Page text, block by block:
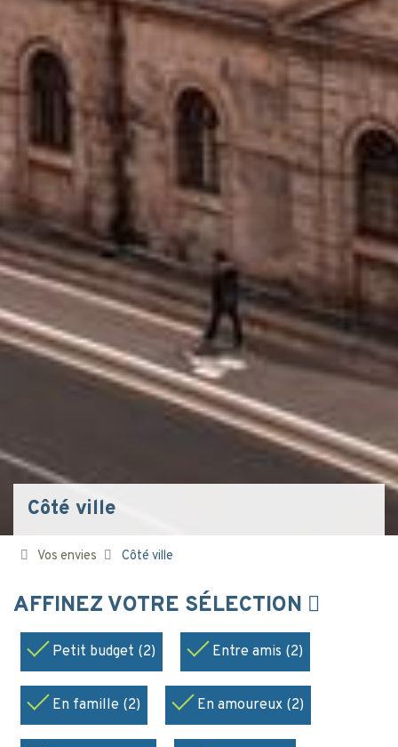
Côté ville
Vos envies Côté ville
AFFINEZ VOTRE SÉLECTION
Petit budget (2) Entre amis (2)
En famille (2) En amoureux (2)